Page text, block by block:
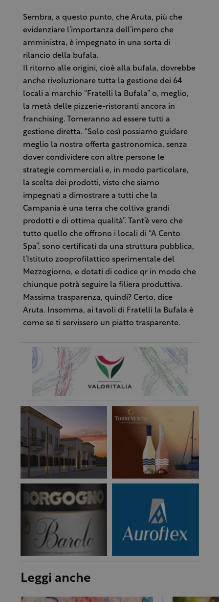
Sembra, a questo punto, che Aruta, più che
evidenziare l’importanza dell’impero che
amministra, è impegnato in una sorta di
rilancio della bufala.
Il ritorno alle origini, cioè alla bufala, dovrebbe
anche rivoluzionare tutta la gestione dei 64
locali a marchio “Fratelli la Bufala” o, meglio,
la metà delle pizzerie-ristoranti ancora in
franchising. Torneranno ad essere tutti a
gestione diretta. “Solo così possiamo guidare
meglio la nostra offerta gastronomica, senza
dover condividere con altre persone le
strategie commerciali e, in modo particolare,
la scelta dei prodotti, visto che siamo
impegnati a dimostrare a tutti che la
Campania è una terra che coltiva grandi
prodotti e di ottima qualità”. Tant’è vero che
tutto quello che offrono i locali di “A Cento
Spa”, sono certificati da una struttura pubblica,
l’Istituto zooprofilattico sperimentale del
Mezzogiorno, e dotati di codice qr in modo che
chiunque potrà seguire la filiera produttiva.
Massima trasparenza, quindi? Certo, dice
Aruta. Insomma, ai tavoli di Fratelli la Bufala è
come se ti servissero un piatto trasparente.
Leggi anche